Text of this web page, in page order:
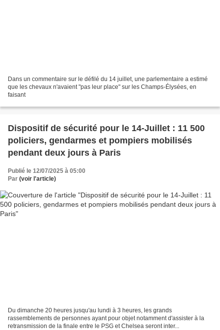
Dans un commentaire sur le défilé du 14 juillet, une parlementaire a estimé
que les chevaux n'avaient "pas leur place" sur les Champs-Élysées, en
faisant
Dispositif de sécurité pour le 14-Juillet : 11 500
policiers, gendarmes et pompiers mobilisés
pendant deux jours à Paris
Publié le 12/07/2025 à 05:00
Par (voir l'article)
Du dimanche 20 heures jusqu'au lundi à 3 heures, les grands
rassemblements de personnes ayant pour objet notamment d'assister à la
retransmission de la finale entre le PSG et Chelsea seront inter...